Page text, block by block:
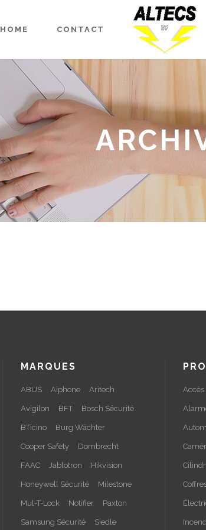
HOME CONTACT
MARQUES
ABUS Aiphone Aritech
Avigilon BFT Bosch Sécurité
BTicino Burg Wächter
Cooper Safety Dombrecht
FAAC Jablotron Hikvision
Honeywell Sécurité Milestone
Mul-T-Lock Notifier Paxton
Samsung Sécurité Siedle
Accès